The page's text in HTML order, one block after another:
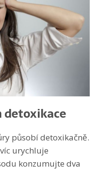
detoxikace
působí detoxikačně.
urychluje
konzumujte dva